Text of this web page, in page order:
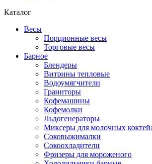
Каталог
Весы
Порционные весы
Торговые весы
Барное
Блендеры
Витрины тепловые
Водоумягчители
Граниторы
Кофемашины
Кофемолки
Льдогенераторы
Миксеры для молочных
Соковыжималки
Сокоохладители
Фризеры для мороженого